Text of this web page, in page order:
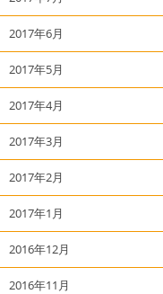
2017年6月
2017年5月
2017年4月
2017年3月
2017年2月
2017年1月
2016年12月
2016年11月